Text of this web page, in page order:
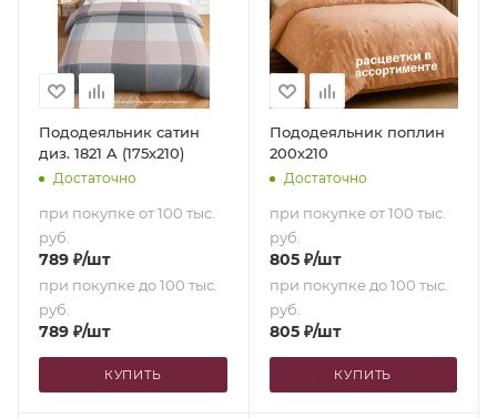
Пододеяльник сатин
диз. 1821 A (175х210)
Достаточно
при покупке от 100 тыс.
руб.
789 ₽/шт
при покупке до 100 тыс.
руб.
789 ₽/шт
КУПИТЬ
Пододеяльник поплин
200х210
Достаточно
при покупке от 100 тыс.
руб.
805₽/шт
при покупке до 100 тыс.
руб.
805₽/шт
КУПИТЬ